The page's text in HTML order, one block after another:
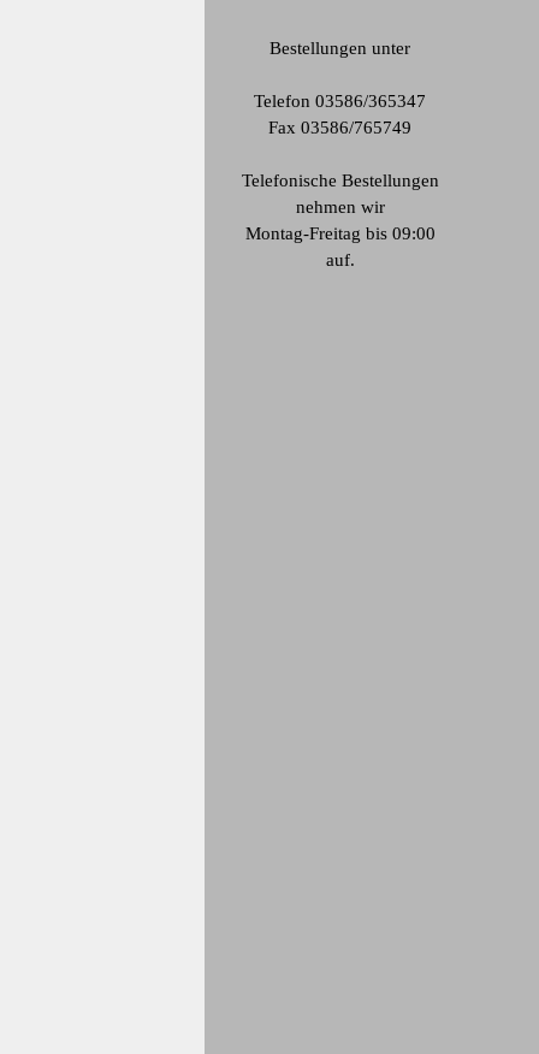
Bestellungen unter
Telefon 03586/365347
Fax 03586/765749
Telefonische Bestellungen
nehmen wir
Montag-Freitag bis 09:00
auf.